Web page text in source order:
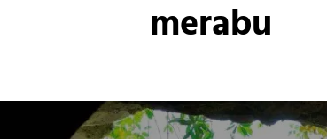
merabu